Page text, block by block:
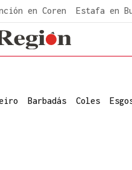
en Coren Estafa en
Barbadás Coles